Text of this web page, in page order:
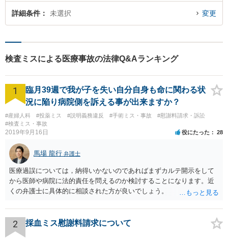
詳細条件 未選択 変更
検査ミスによる医療事故の法律Q&Aランキング
1
臨月39週で我が子を失い自分自身も命に関わる状
況に陥り病院側を訴える事が出来ますか？
#産婦人科 #投薬ミス #説明義務違反 #手術ミス・事故
#慰謝料請求・訴訟
#検査ミス・事故
2019年9月16日 役にたった 28
馬場 龍行 弁護士
医療過誤については，納得いかないのであればまずカルテ開示をして
から医師や病院に法的責任を問えるのか検討することになります。近
くの弁護士に具体的に相談された方が良いでしょう。
2 採血ミス慰謝料請求について